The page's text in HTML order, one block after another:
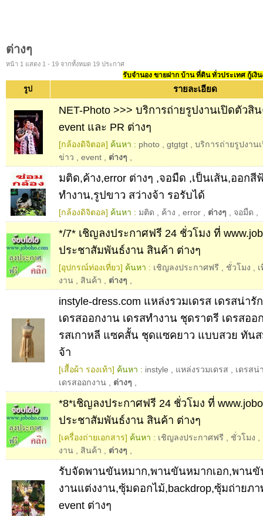
ต่างๆ
หน้า 1 แสดง 1 - 19 จากทั้งหมด 19 ประกาศ
รับจำนอง ขายฝาก บ้าน ที่ดิน ทั่วประเทศ กู้เงิ
รูป รายละเอียด
NET-Photo >>> บริการถ่ายรูปงานเปิดตัวสิ
event และ PR ต่างๆ
[กล้องดิจิตอล] ค้นหา : photo gtgtgt
บริการถ่ายรูปงาน
ข่าว
event ต่างๆ
มติด,ค้าง,error ต่างๆ ,จอมืด ,เป็นเส้น,ออกสี
ทำงาน,รูปขาว สว่างจ้า รอรับได้
[กล้องดิจิตอล] ค้นหา : มติด ค้าง error ต่างๆ จอมืด
*/7* เชิญลงประกาศฟรี 24 ชั่วโมง ที่
ประชาสัมพันธ์งาน สินค้า ต่างๆ
[อุปกรณ์ท่องเที่ยว] ค้นหา : เชิญลงประกาศฟรี ชั่วโมง
งาน
สินค้า ต่างๆ
instyle-dress.com แหล่งรวมเดรส เดรสน่ารั
เดรสออกงาน เดรสทำงาน ชุดราตรี เดรสออ
รสเกาหลี แซคสั้น ชุดแซคยาว แบบสวย ทัน
จ้า
[เสื้อผ้า รองเท้า] ค้นหา : instyle แหล่งรวมเดรส
เดรสน่
เดรสออกงาน
ต่างๆ
*8*เชิญลงประกาศฟรี 24 ชั่วโมง ที่
ประชาสัมพันธ์งาน สินค้า ต่างๆ
[เครื่องถ่ายเอกสาร] ค้นหา : เชิญลงประกาศฟรี ชั่วโมง
งาน
สินค้า ต่างๆ
รับจัดพานขันหมาก,พานขันหมากเอก,พาน
งานแต่งงาน,ซุ้มดอกไม้,backdrop,ซุ้มถ่ายภ
event ต่างๆ